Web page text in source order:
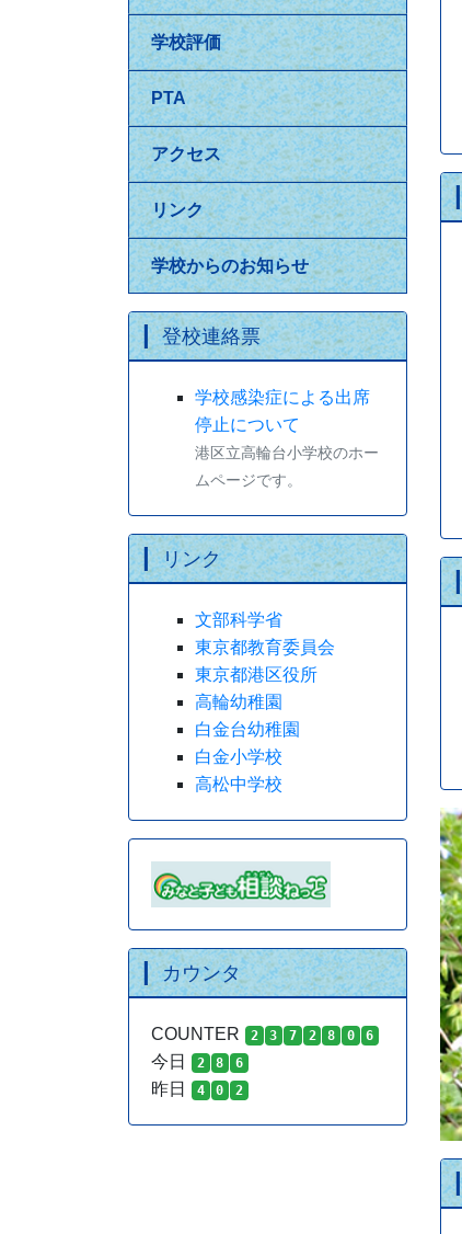
学校評価
PTA
アクセス
リンク
学校からのお知らせ
登校連絡票
学校感染症による出席
停止について
港区立高輪台小学校のホー
ムページです。
リンク
文部科学省
東京都教育委員会
東京都港区役所
高輪幼稚園
白金台幼稚園
白金小学校
高松中学校
カウンタ
COUNTER 2 3 7 2 8 0 6
今日 2 8 6
昨日 4 0 2